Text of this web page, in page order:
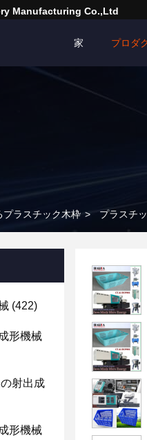
Manufacturing Co.,Ltd
家 プロダ
プラスチック木枠 > プラスチ
(422)
形機械
射出成
形機械